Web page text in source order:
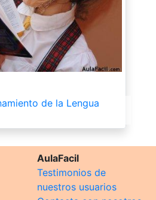
de la Lengua
AulaFacil
Testimonios de
nuestros usuarios